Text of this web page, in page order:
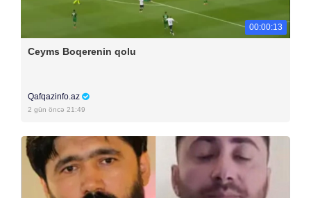
00:00:13
Ceyms Boqerenin qolu
Qafqazinfo.az
2 gün öncə 21:49